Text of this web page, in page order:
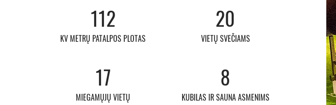
112
KV METRŲ PATALPOS PLOTAS
17
MIEGAMŲJŲ VIETŲ
20
VIETŲ SVEČIAMS
8
KUBILAS IR SAUNA ASMENIMS